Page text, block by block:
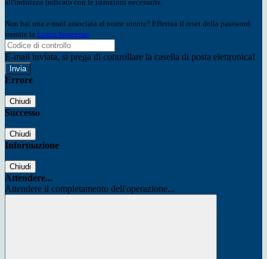
all'indirizzo indicato con le istruzioni necessarie.
Non hai una e-mail associata al nome utente? Effettua il reset della password
tramite la Login Spaggiari
E-mail inviata, si prega di controllare la casella di posta elettronica!
Errore
Chiudi
Successo
Chiudi
Informazione
Chiudi
Attendere...
Attendere il completamento dell'operazione...